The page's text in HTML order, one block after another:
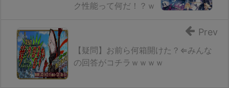
ク性能って何だ！？ｗ
【疑問】お前ら何箱開けた？⇐みんな
の回答がコチラｗｗｗｗ
Prev